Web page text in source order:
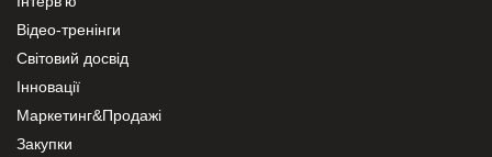
Відео-тренінги
Світовий досвід
Інновації
Маркетинг&Продажі
Закупки